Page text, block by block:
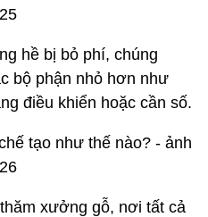
hề bị bỏ phí, chúng
bộ phận nhỏ hơn như
điều khiển hoặc cần số.
xưởng gỗ, nơi tất cả